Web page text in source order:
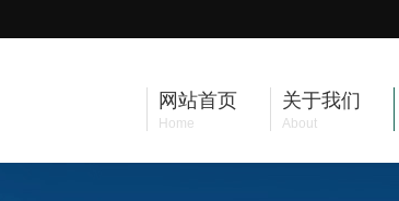
网站首页
Home
关于我们
About